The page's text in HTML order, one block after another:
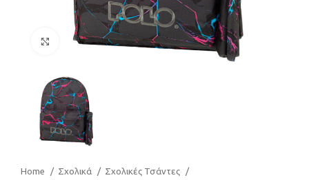
Click to enlarge
Home Σχολικά
Σχολικές Τσάντες